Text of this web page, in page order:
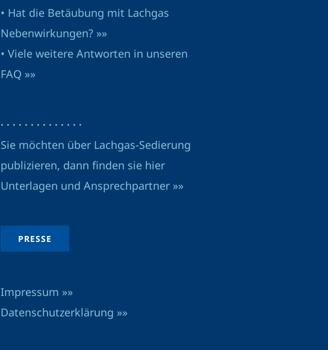
• Hat die Betäubung mit Lachgas
Nebenwirkungen? »»
• Viele weitere Antworten in unseren
FAQ »»
· · · · · · · · · · · · · ·
Sie möchten über Lachgas-Sedierung
publizieren, dann finden sie hier
Unterlagen und Ansprechpartner »»
PRESSE
Impressum »»
Datenschutzerklärung »»